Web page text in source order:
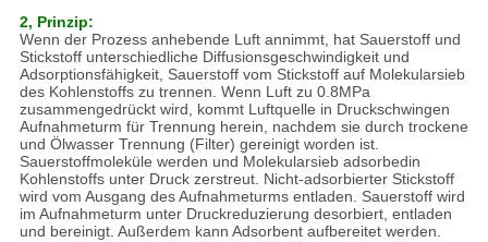
2, Prinzip:
Wenn der Prozess anhebende Luft annimmt, hat Sauerstoff und
Stickstoff unterschiedliche Diffusionsgeschwindigkeit und
Adsorptionsfähigkeit, Sauerstoff vom Stickstoff auf Molekularsieb
des Kohlenstoffs zu trennen. Wenn Luft zu 0.8MPa
zusammengedrückt wird, kommt Luftquelle in Druckschwingen
Aufnahmeturm für Trennung herein, nachdem sie durch trockene
und Ölwasser Trennung (Filter) gereinigt worden ist.
Sauerstoffmoleküle werden und Molekularsieb adsorbedin
Kohlenstoffs unter Druck zerstreut. Nicht-adsorbierter Stickstoff
wird vom Ausgang des Aufnahmeturms entladen. Sauerstoff wird
im Aufnahmeturm unter Druckreduzierung desorbiert, entladen
und bereinigt. Außerdem kann Adsorbent aufbereitet werden.